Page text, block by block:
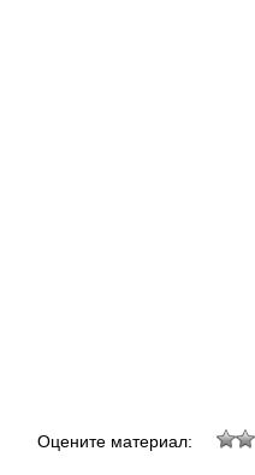
Оцените материал: